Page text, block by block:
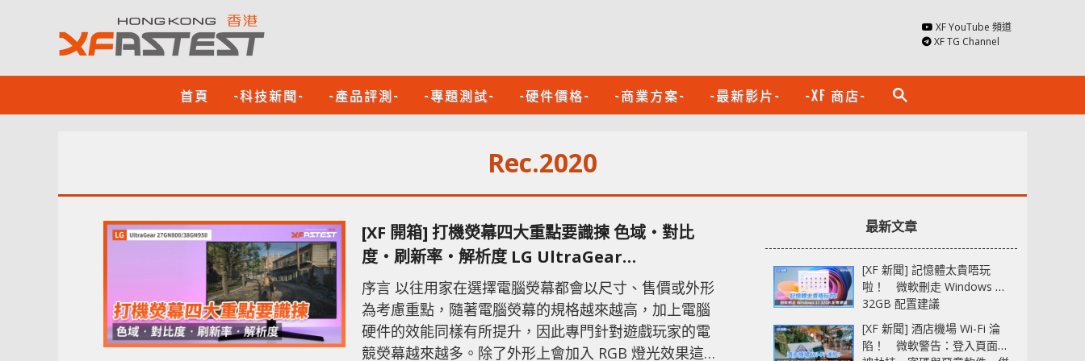
XF YouTube 頻道
XF TG Channel
首頁 -科技新聞- -產品評測- -專題測試- -硬件價格- -商業方案- -最新影片- -XF 商店- search
Rec.2020
[XF 開箱] 打機熒幕四大重點要識揀 色域‧對比
度‧刷新率‧解析度 LG UltraGear
27GN800/38GN950
序言 以往用家在選擇電腦熒幕都會以尺寸、售價或外形
為考慮重點，隨著電腦熒幕的規格越來越高，加上電腦
硬件的效能同樣有所提升，因此專門針對遊戲玩家的電
競熒幕越來越多。除了外形上會加入 RGB 燈光效果這類
最新文章
[XF 新聞] 記憶體太貴唔玩
啦！ 微軟刪走 Windows 11
32GB 配置建議
[XF 新聞] 酒店機場 Wi-Fi 淪
陷！ 微軟警告：登入頁面可